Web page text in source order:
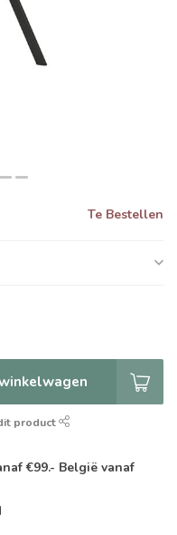
Te Bestellen
product
€99.- België vanaf